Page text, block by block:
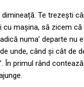
Te trezești
mașina, să zicem
numa’ departe nu
unde, când și cât de
În primul rând